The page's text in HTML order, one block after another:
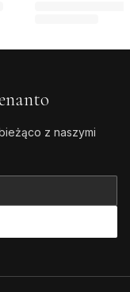
z naszymi